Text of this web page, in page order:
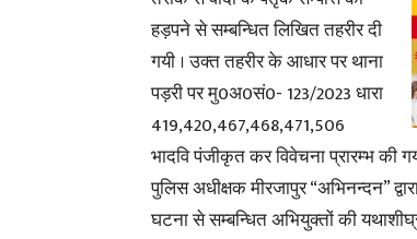
हड़पने से सम्बन्धित लिखित तहरीर दी
गयी । उक्त तहरीर के आधार पर थाना
पड़री पर मु0अ0सं0- 123/2023 धारा
419,420,467,468,471,506
भादवि पंजीकृत कर विवेचना प्रारम्भ की
पुलिस अधीक्षक मीरजापुर “अभिनन्दन”
घटना से सम्बन्धित अभियुक्तों की